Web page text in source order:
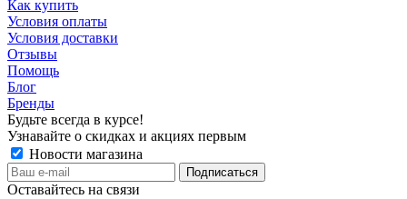
Как купить
Условия оплаты
Условия доставки
Отзывы
Помощь
Блог
Бренды
Будьте всегда в курсе!
Узнавайте о скидках и акциях первым
Новости магазина
Оставайтесь на связи